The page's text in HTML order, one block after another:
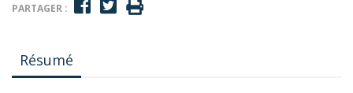
PARTAGER :
Résumé